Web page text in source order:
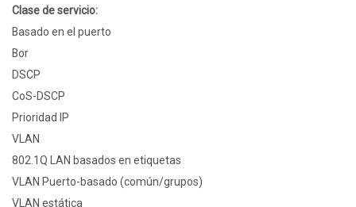
Clase de servicio:
Basado en el puerto
Bor
DSCP
CoS-DSCP
Prioridad IP
VLAN
802.1Q LAN basados en etiquetas
VLAN Puerto-basado (común/grupos)
VLAN estática